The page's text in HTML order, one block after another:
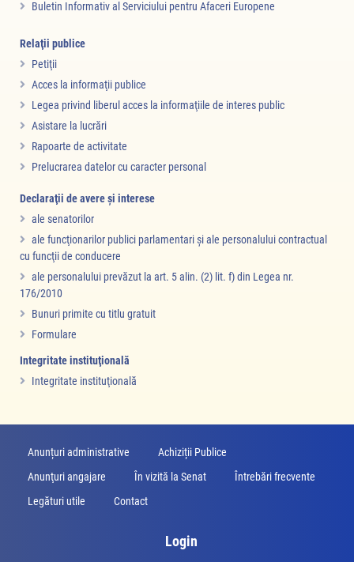
Buletin Informativ al Serviciului pentru Afaceri Europene
Relaţii publice
Petiţii
Acces la informaţii publice
Legea privind liberul acces la informaţiile de interes public
Asistare la lucrări
Rapoarte de activitate
Prelucrarea datelor cu caracter personal
Declaraţii de avere şi interese
ale senatorilor
ale funcţionarilor publici parlamentari şi ale personalului contractual
cu funcţii de conducere
ale personalului prevăzut la art. 5 alin. (2) lit. f) din Legea nr.
176/2010
Bunuri primite cu titlu gratuit
Formulare
Integritate instituţională
Integritate instituţională
Anunțuri administrative
Achiziții Publice
Anunţuri angajare
În vizită la Senat
Întrebări frecvente
Legături utile
Contact
Login